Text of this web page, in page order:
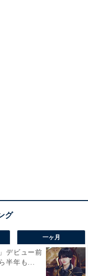
一ヶ月
デビュー前
半年も...